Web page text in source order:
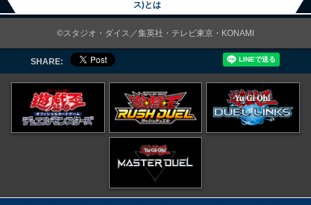
ス)とは
©スタジオ・ダイス／集英社・テレビ東京・KONAMI
SHARE: